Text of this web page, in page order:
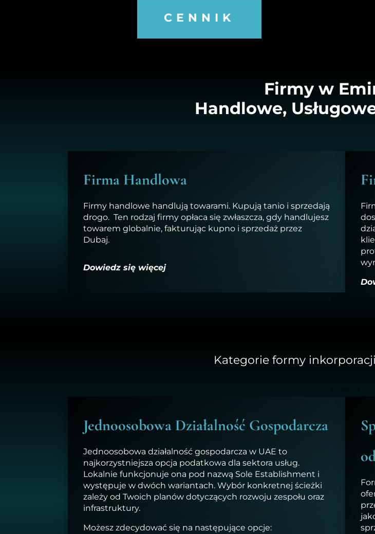
CENNIK
Firmy w
Handlowe,
Firma Handlowa
Firmy handlowe handlują towarami. Kupują tanio i sprzedają
drogo. Ten rodzaj firmy opłaca się zwłaszcza, gdy handlujesz
towarem globalnie, fakturując kupno i sprzedaż przez
Dubaj.
Dowiedz się więcej
Kategorie formy
Jednoosobowa Działalność Gospodarcza
Jednoosobowa działalność gospodarcza w UAE to
najkorzystniejsza opcja podatkowa dla sektora usług.
Lokalnie funkcjonuje ona pod nazwą Sole Establishment i
występuje w dwóch wariantach. Wybór konkretnej ścieżki
zależy od Twoich planów dotyczących rozwoju zespołu oraz
infrastruktury.
Możesz zdecydować się na następujące opcje: